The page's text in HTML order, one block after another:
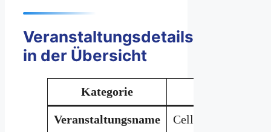
Veranstaltungsdetails
in der Übersicht
Kategorie
Veranstaltungsname
Celle Rock City